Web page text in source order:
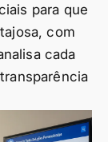
para que
com
cada